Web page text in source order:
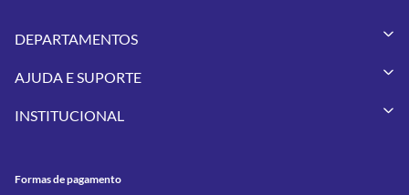
DEPARTAMENTOS
Vestuários
Pneus
Utilidades
AJUDA E SUPORTE
Meus Pedidos
INSTITUCIONAL
Contato
Formas de pagamento